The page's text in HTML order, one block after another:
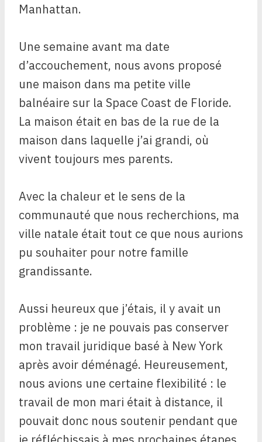
Manhattan.
Une semaine avant ma date
d’accouchement, nous avons proposé
une maison dans ma petite ville
balnéaire sur la Space Coast de Floride.
La maison était en bas de la rue de la
maison dans laquelle j’ai grandi, où
vivent toujours mes parents.
Avec la chaleur et le sens de la
communauté que nous recherchions, ma
ville natale était tout ce que nous aurions
pu souhaiter pour notre famille
grandissante.
Aussi heureux que j’étais, il y avait un
problème : je ne pouvais pas conserver
mon travail juridique basé à New York
après avoir déménagé. Heureusement,
nous avions une certaine flexibilité : le
travail de mon mari était à distance, il
pouvait donc nous soutenir pendant que